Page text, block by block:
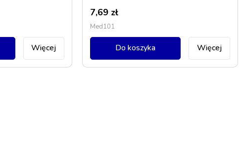
Więcej
7,69 zł
Med101
Więcej
Do koszyka